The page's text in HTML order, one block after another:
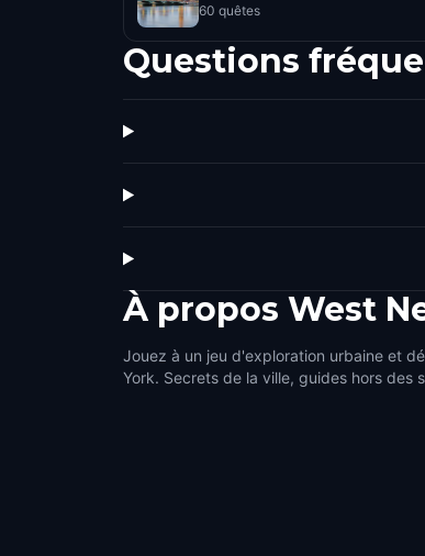
60 quêtes
Questions
À propos West
Jouez à un jeu d'exploration urbaine et
York. Secrets de la ville, guides hors des